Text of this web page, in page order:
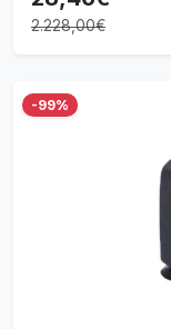
2.228,00€
-99%